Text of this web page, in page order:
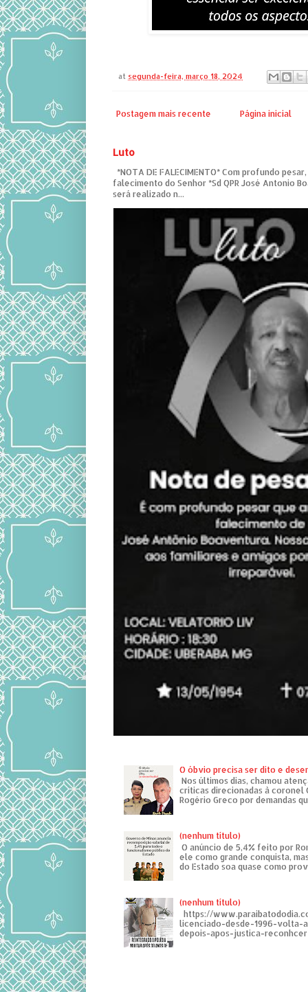
at segunda-feira, março 18, 2024
Postagem mais recente Página inicial
Luto
*NOTA DE FALECIMENTO* Com profundo
falecimento do Senhor *Sd QPR José Antonio
será realizado n...
O óbvio precisa ser dito e
Nos últimos dias, chamou
críticas direcionadas à coronel
Rogério Greco por demandas
(nenhum título)
O anúncio de 5,4% feito por
ele como grande conquista,
do Estado soa quase como
(nenhum título)
https://
licenciado-desde-1996-volta-
depois-apos-justica-